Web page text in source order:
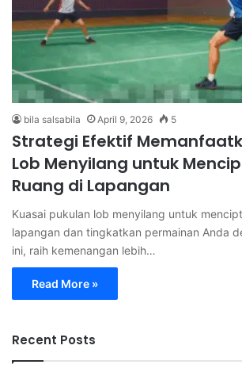
bila salsabila April 9, 2026 5
Strategi Efektif
Lob Menyilang untuk
Ruang di Lapangan
Kuasai pukulan lob menyilang untuk
lapangan dan tingkatkan permainan Anda
ini, raih kemenangan lebih…
Read More »
Recent Posts